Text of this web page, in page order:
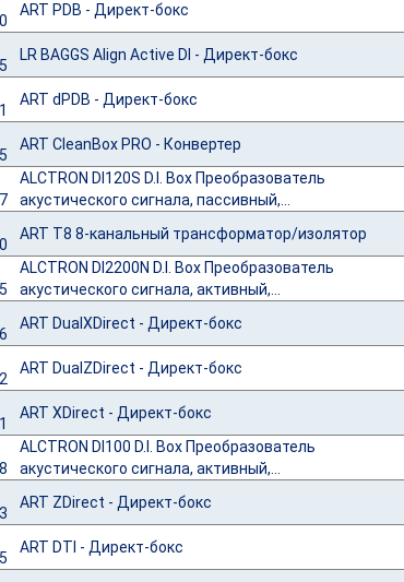
ART PDB - Директ-бокс
LR BAGGS Align Active DI - Директ-бокс
ART dPDB - Директ-бокс
ART CleanBox PRO - Конвертер
ALCTRON DI120S D.I. Box Преобразователь
акустического сигнала, пассивный,...
ART T8 8-канальный трансформатор/изолятор
ALCTRON DI2200N D.I. Box Преобразователь
акустического сигнала, активный,...
ART DualXDirect - Директ-бокс
ART DualZDirect - Директ-бокс
ART XDirect - Директ-бокс
ALCTRON DI100 D.I. Box Преобразователь
акустического сигнала, активный,...
ART ZDirect - Директ-бокс
ART DTI - Директ-бокс